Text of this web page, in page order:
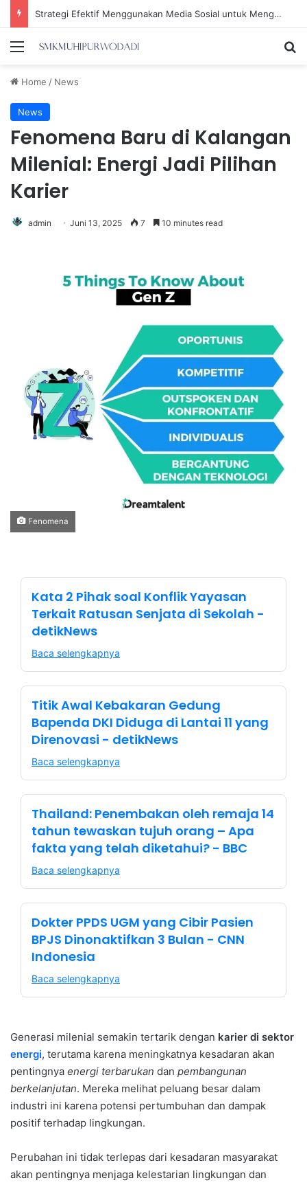
Strategi Efektif Menggunakan Media Sosial untuk Menghemat Waktu Berharga Anda
Menu
Home / News
News
Fenomena Baru di Kalangan
Milenial: Energi Jadi Pilihan
Karier
admin Juni 13, 2025 7 10 minutes read
Fenomena
Kata 2 Pihak soal Konflik Yayasan
Terkait Ratusan Senjata di Sekolah -
detikNews
Baca selengkapnya
Titik Awal Kebakaran Gedung
Bapenda DKI Diduga di Lantai 11 yang
Direnovasi - detikNews
Baca selengkapnya
Thailand: Penembakan oleh remaja 14
tahun tewaskan tujuh orang – Apa
fakta yang telah diketahui? - BBC
Baca selengkapnya
Dokter PPDS UGM yang Cibir Pasien
BPJS Dinonaktifkan 3 Bulan - CNN
Indonesia
Baca selengkapnya
Generasi milenial semakin tertarik dengan karier di sektor
energi, terutama karena meningkatnya kesadaran akan
pentingnya energi terbarukan dan pembangunan
berkelanjutan. Mereka melihat peluang besar dalam
industri ini karena potensi pertumbuhan dan dampak
positif terhadap lingkungan.
Perubahan ini tidak terlepas dari kesadaran masyarakat
akan pentingnya menjaga kelestarian lingkungan dan